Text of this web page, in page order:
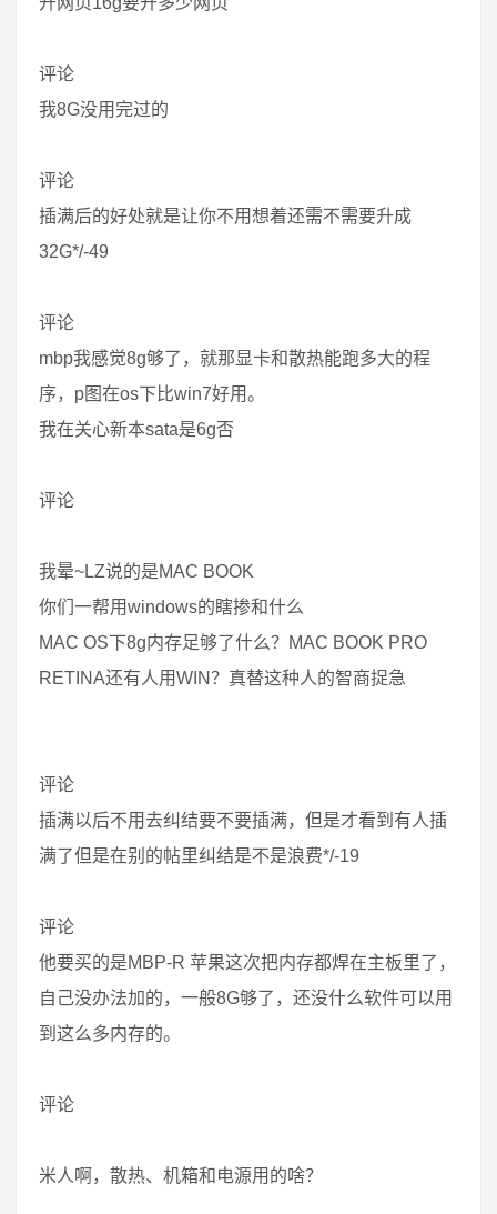
评论
我8G没用完过的
评论
插满后的好处就是让你不用想着还需不需要升成
32G*/-49
评论
mbp我感觉8g够了，就那显卡和散热能跑多大的程
序，p图在os下比win7好用。
我在关心新本sata是6g否
评论
我晕~LZ说的是MAC BOOK
你们一帮用windows的瞎掺和什么
MAC OS下8g内存足够了什么？MAC BOOK PRO
RETINA还有人用WIN？真替这种人的智商捉急
评论
插满以后不用去纠结要不要插满，但是才看到有人插
满了但是在别的帖里纠结是不是浪费*/-19
评论
他要买的是MBP-R 苹果这次把内存都焊在主板里了，
自己没办法加的，一般8G够了，还没什么软件可以用
到这么多内存的。
评论
米人啊，散热、机箱和电源用的啥？